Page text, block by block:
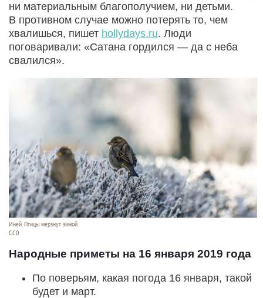
ни материальным благополучием, ни детьми.
В противном случае можно потерять то, чем
хвалишься, пишет hollydays.ru. Люди
поговаривали: «Сатана гордился — да с неба
свалился».
Иней. Птицы мерзнут зимой.
СС0
Народные приметы на 16 января 2019 года
По поверьям, какая погода 16 января, такой
будет и март.